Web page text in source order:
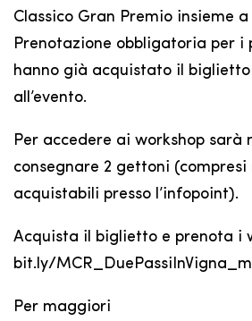
Classico Gran Premio insieme a
Prenotazione obbligatoria per i
hanno già acquistato il
all’evento.
Per accedere ai workshop sarà
consegnare 2 gettoni
acquistabili presso l’infopoint).
Acquista il biglietto e prenota i
bit.ly/
Per maggiori